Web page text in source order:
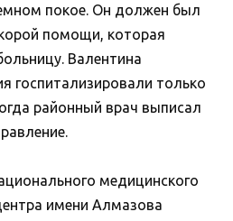
покое. Он должен был
помощи, которая
Валентина
госпитализировали только
районный врач выписал
медицинского
имени Алмазова